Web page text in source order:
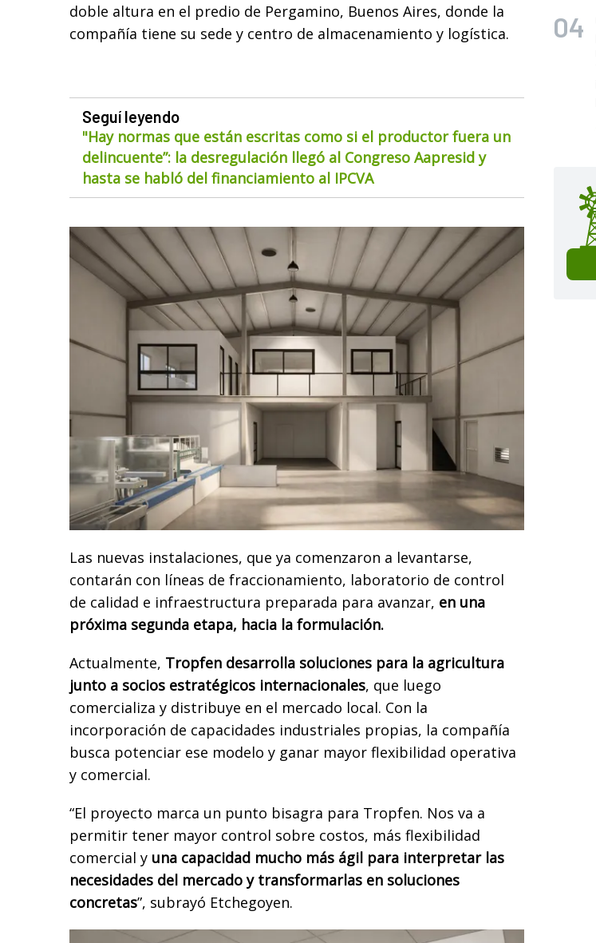
doble altura en el predio de Pergamino, Buenos Aires, donde la
compañía tiene su sede y centro de almacenamiento y logística.
Seguí leyendo
"Hay normas que están escritas como si el productor fuera un
delincuente”: la desregulación llegó al Congreso Aapresid y
hasta se habló del financiamiento al IPCVA
Las nuevas instalaciones, que ya comenzaron a levantarse,
contarán con líneas de fraccionamiento, laboratorio de control
de calidad e infraestructura preparada para avanzar, en una
próxima segunda etapa, hacia la formulación.
Actualmente, Tropfen desarrolla soluciones para la agricultura
junto a socios estratégicos internacionales, que luego
comercializa y distribuye en el mercado local. Con la
incorporación de capacidades industriales propias, la compañía
busca potenciar ese modelo y ganar mayor flexibilidad operativa
y comercial.
“El proyecto marca un punto bisagra para Tropfen. Nos va a
permitir tener mayor control sobre costos, más flexibilidad
comercial y una capacidad mucho más ágil para interpretar las
necesidades del mercado y transformarlas en soluciones
concretas”, subrayó Etchegoyen.